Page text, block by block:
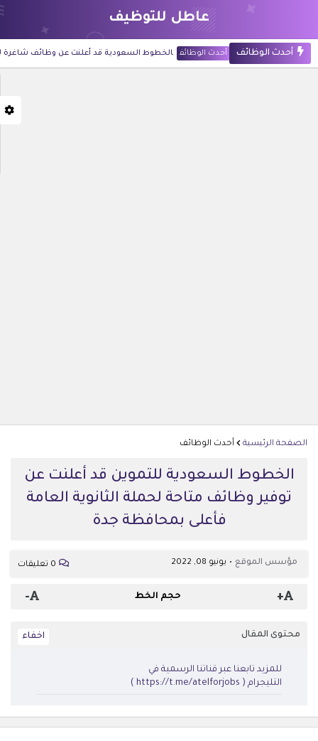
عاطل للتوظيف
أحدث الوظائف الخطوط السعودية قد أعلنت عن وظائف شاغرة لحملة أحدث الوظائف
الصفحة الرئيسية أحدث الوظائف
الخطوط السعودية للتموين قد أعلنت عن
توفير وظائف متاحة لحملة الثانوية العامة
فأعلى بمحافظة جدة
مؤسس الموقع يونيو 08, 2022 0 تعليقات
+ حجم الخط -
محتوى المقال
للمزيد تابعنا عبر قناتنا الرسمية في
التليجرام ( https://t.me/atelforjobs )